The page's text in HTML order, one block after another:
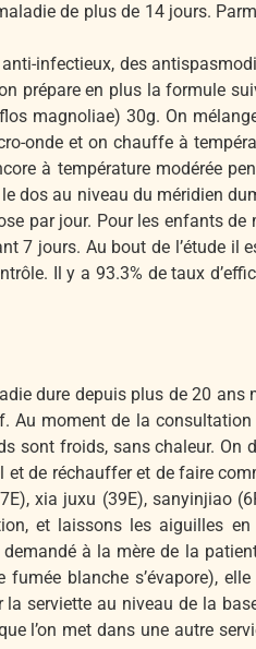
de plus de 14 jours.
infectieux, des
prépare en plus la formule
magnoliae) 30g. On
onde et on chauffe à
à température modérée
dos au niveau du méridien
par jour. Pour les enfants
7 jours. Au bout de l’étude il
Il y a 93.3% de taux
dure depuis plus de 20
Au moment de la
sont froids, sans chaleur. On
de réchauffer et de faire
xia juxu (39E), sanyinjiao
et laissons les aiguilles
à la mère de la
blanche s’évapore),
la serviette au niveau de la
l’on met dans une autre